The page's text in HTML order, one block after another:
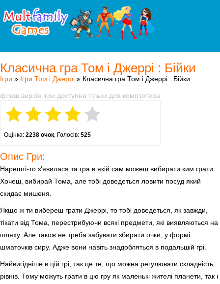
Класична гра Том і Джеррі : Бійки
Ігри » Ігри Том і Джеррі » Класична гра Том і Джеррі : Бійки
флеш версія ігри доступна тільки для комп'ютера
Оцінка: 2238 очок, Голосів: 525
Опис Гри:
Нарешті-то з'явилася та гра в якій сам можеш вибирати ким грати.
Хочеш, вибирай Тома, але тобі доведеться ловити посуд який
скидає мишеня.
Якщо ж ти вибереш грати Джеррі, то тобі доведеться, як завжди,
тікати від Тома, перестрибуючи всякі предмети, які виявляються на
шляху. Але також не треба забувати збирати очки, у формі
шматочків сиру. Адже вони навіть знадобляться в подальшій грі.
Найвигідніше в цій грі, так це те, що можна регулювати складність
рівнів. Тому можуть грати в цю гру як маленькі жителі планети, так і